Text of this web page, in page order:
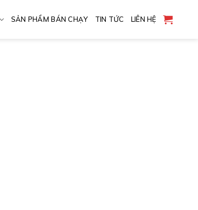
SẢN PHẨM BÁN CHẠY TIN TỨC LIÊN HỆ